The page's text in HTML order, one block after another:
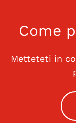
Come
Metteteti in